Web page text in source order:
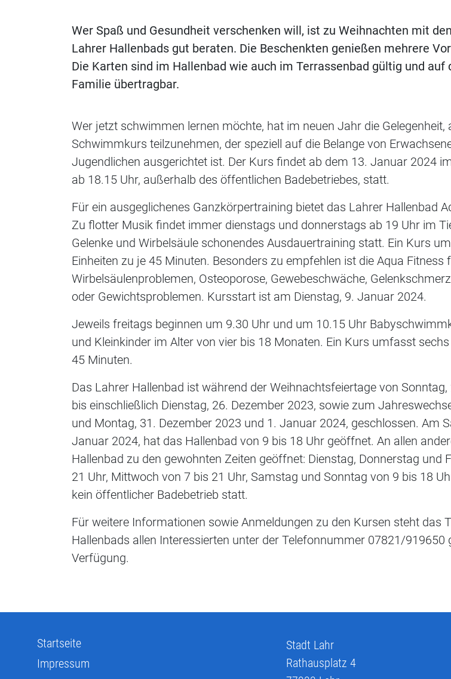
Wer Spaß und Gesundheit verschenken will, ist zu Weihnachten mit
Lahrer Hallenbads gut beraten. Die Beschenkten genießen mehrere
Die Karten sind im Hallenbad wie auch im Terrassenbad gültig und auf
Familie übertragbar.
Wer jetzt schwimmen lernen möchte, hat im neuen Jahr die Gelegenheit,
Schwimmkurs teilzunehmen, der speziell auf die Belange von
Jugendlichen ausgerichtet ist. Der Kurs findet ab dem 13. Januar 2024
ab 18.15 Uhr, außerhalb des öffentlichen Badebetriebes, statt.
Für ein ausgeglichenes Ganzkörpertraining bietet das Lahrer Hallenbad
Zu flotter Musik findet immer dienstags und donnerstags ab 19 Uhr im
Gelenke und Wirbelsäule schonendes Ausdauertraining statt. Ein Kurs
Einheiten zu je 45 Minuten. Besonders zu empfehlen ist die Aqua Fitness
Wirbelsäulenproblemen, Osteoporose, Gewebeschwäche,
oder Gewichtsproblemen. Kursstart ist am Dienstag, 9. Januar 2024.
Jeweils freitags beginnen um 9.30 Uhr und um 10.15 Uhr
und Kleinkinder im Alter von vier bis 18 Monaten. Ein Kurs umfasst
45 Minuten.
Das Lahrer Hallenbad ist während der Weihnachtsfeiertage von Sonntag,
bis einschließlich Dienstag, 26. Dezember 2023, sowie zum
und Montag, 31. Dezember 2023 und 1. Januar 2024, geschlossen. Am
Januar 2024, hat das Hallenbad von 9 bis 18 Uhr geöffnet. An allen
Hallenbad zu den gewohnten Zeiten geöffnet: Dienstag, Donnerstag und
21 Uhr, Mittwoch von 7 bis 21 Uhr, Samstag und Sonntag von 9 bis 18
kein öffentlicher Badebetrieb statt.
Für weitere Informationen sowie Anmeldungen zu den Kursen steht das
Hallenbads allen Interessierten unter der Telefonnummer 07821/919650
Verfügung.
Startseite
Impressum
Stadt Lahr
Rathausplatz 4